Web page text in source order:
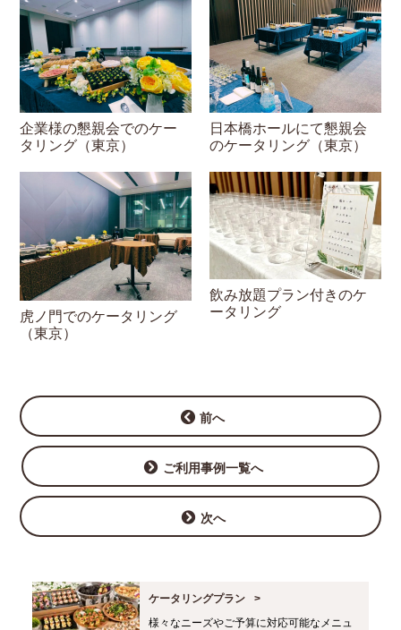
企業様の懇親会でのケー
タリング（東京）
日本橋ホールにて懇親会
のケータリング（東京）
虎ノ門でのケータリング
（東京）
飲み放題プラン付きのケ
ータリング
前へ
ご利用事例一覧へ
次へ
ケータリングプラン
様々なニーズやご予算に対応可能なメニュ